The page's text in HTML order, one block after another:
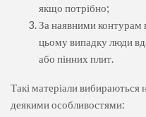
якщо потрібно;
За наявними
цьому випадку люди
або пінних плит.
Такі матеріали
деякими особливостями: